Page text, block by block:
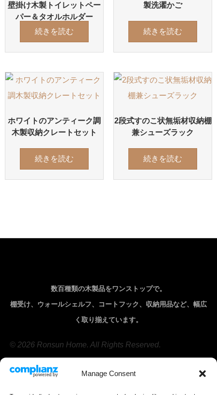
Manage Consent
壁掛け木製トイレットペー
パー＆タオルホルダー
続きを読む
製洗濯かご
続きを読む
ホワイトのアンティーク調
木製収納クレートセット
続きを読む
2段式すのこ状無垢材収納棚
兼シューズラック
続きを読む
数百種類の木製品をワンストップで。
棚受け、ウォールシェルフ、コートフック、収納用品など、幅広
く取り揃えています。
© 2026 Ronsun Home. All Rights Reserved.